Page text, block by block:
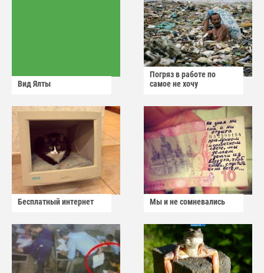
Вид Ялты
Погряз в работе по
самое не хочу
Бесплатный интернет Мы и не сомневались